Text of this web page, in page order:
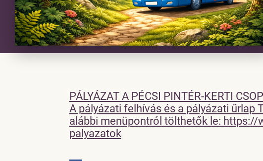
PÁLYÁZAT A PÉCSI PINTÉR-KERTI
A pályázati felhívás és a pályázati űrlap
alábbi menüpontról tölthetők le: https://
palyazatok